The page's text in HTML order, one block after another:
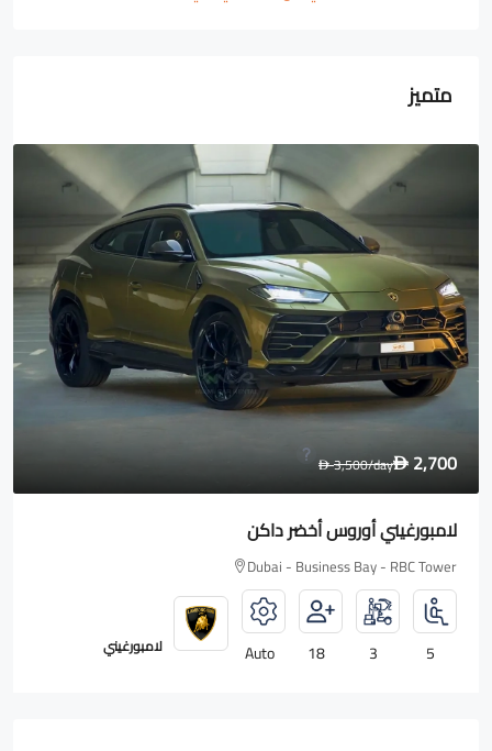
متميز
D 1,600
D2,000/day
رولز رويس Wraith
Dubai - Business Bay - RBC Tower
4
2
18
Auto رولزرويس